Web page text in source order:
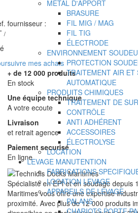
MÉTAL D'APPORT
BRASURE
FIL MIG / MAG
FIL TIG
ÉLECTRODE
ENVIRONNEMENT
PROTECTION
TRAITEMENT AIR ET
AUTOMATIQUE
PRODUITS CHIMIQUES
TRAITEMENT DE
CONTRÔLE
ANTI ADHÉRENT
ACCESSOIRES
ÉLECTROLYSE
LOCATION
LEVAGE MANUTENTION
FABRICATIONS
LOCATION LEVAGE
APPAREILS DE LEVAGE
PALANS
CHARIOTS PORTE
fournisseur :
/
mes achats
+ de 12 000 produits
En stock
Une équipe technique
A votre ecoute
Livraison
et retrait agence
Paiement securisé
En ligne
Spécialiste en EPI et en soudage depuis
Maritimes vous offre une expertise
proximité. Avec plus de 12 000 produits